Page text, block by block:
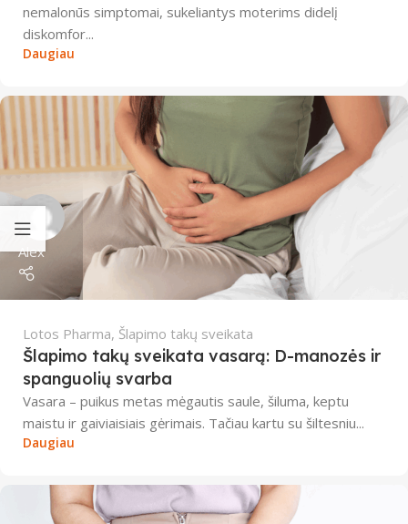
nemalonūs simptomai, sukeliantys moterims didelį
diskomfor...
Daugiau
Alex
Lotos Pharma, Šlapimo takų sveikata
Šlapimo takų sveikata vasarą: D-manozės ir
spanguolių svarba
Vasara – puikus metas mėgautis saule, šiluma, keptu
maistu ir gaiviaisiais gėrimais. Tačiau kartu su šiltesniu...
Daugiau